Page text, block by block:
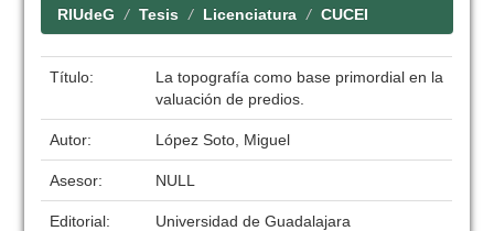
RIUdeG Tesis Licenciatura CUCEI
Título:
La topografía como base primordial en la
valuación de predios.
Autor: López Soto, Miguel
Asesor: NULL
Editorial:
Universidad de Guadalajara